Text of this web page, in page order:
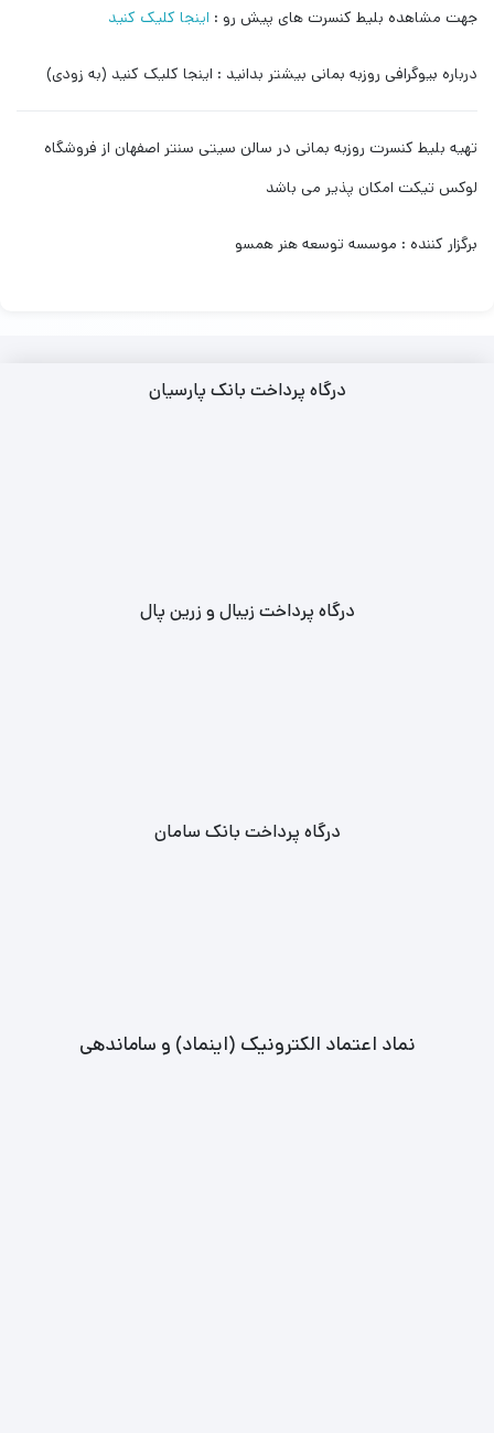
جهت مشاهده بلیط کنسرت های پیش رو : اینجا کلیک کنید
درباره بیوگرافی روزبه بمانی بیشتر بدانید : اینجا کلیک کنید (به زودی)
تهیه بلیط کنسرت روزبه بمانی در سالن سیتی سنتر اصفهان از فروشگاه
لوکس تیکت امکان پذیر می باشد
برگزار کننده : موسسه توسعه هنر همسو
درگاه پرداخت بانک پارسیان
درگاه پرداخت زیبال و زرین پال
درگاه پرداخت بانک سامان
نماد اعتماد الکترونیک (اینماد) و ساماندهی